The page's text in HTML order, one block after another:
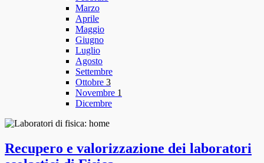
Marzo
Aprile
Maggio
Giugno
Luglio
Agosto
Settembre
Ottobre 3
Novembre 1
Dicembre
Recupero e valorizzazione dei laboratori